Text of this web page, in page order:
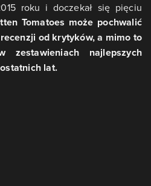
roku i doczekał się pięciu
Tomatoes może pochwalić
od krytyków, a mimo to
najlepszych
lat.